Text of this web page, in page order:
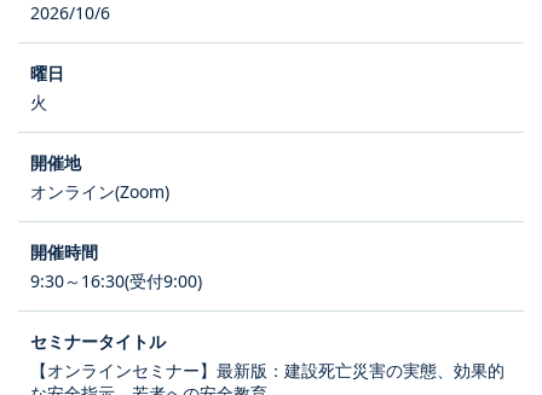
2026/10/6
火
オンライン(Zoom)
9:30～16:30(受付9:00)
【オンラインセミナー】最新版：建設死亡災害の実態、効果的